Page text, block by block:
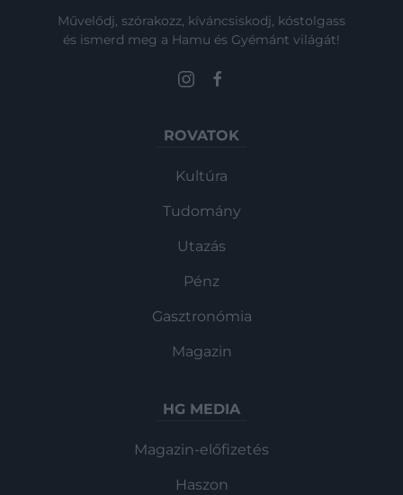
Művelődj, szórakozz, kíváncsiskodj, kóstolgass
és ismerd meg a Hamu és Gyémánt világát!
ROVATOK
Kultúra
Tudomány
Utazás
Pénz
Gasztronómia
Magazin
HG MEDIA
Magazin-előfizetés
Haszon